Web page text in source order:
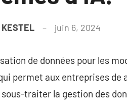
juin 6, 2024
de données pour les
permet aux entreprises de
traiter la gestion des